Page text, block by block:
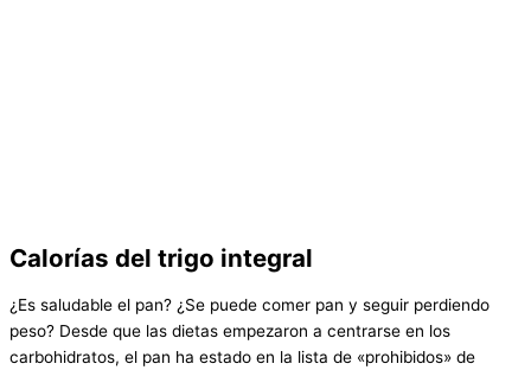
Calorías del trigo integral
¿Es saludable el pan? ¿Se puede comer pan y seguir perdiendo
peso? Desde que las dietas empezaron a centrarse en los
carbohidratos, el pan ha estado en la lista de «prohibidos» de